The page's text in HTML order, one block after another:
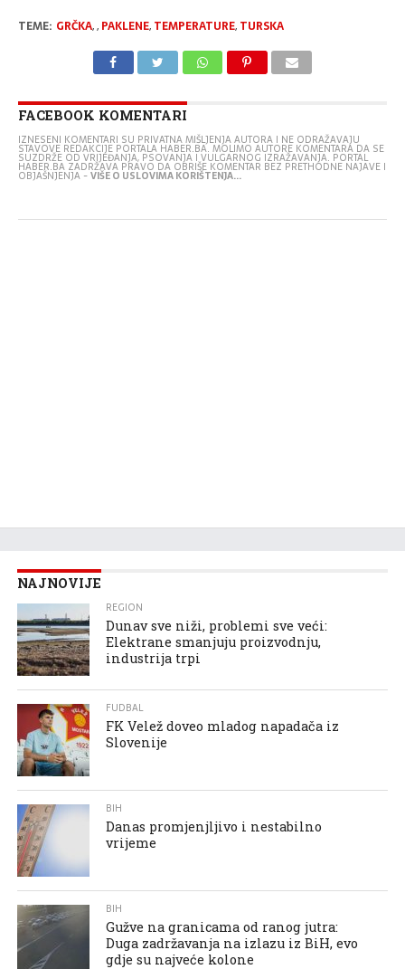
TEME: GRČKA,, PAKLENE, TEMPERATURE, TURSKA
FACEBOOK KOMENTARI
IZNESENI KOMENTARI SU PRIVATNA MIŠLJENJA AUTORA I NE ODRAŽAVAJU
STAVOVE REDAKCIJE PORTALA HABER.BA. MOLIMO AUTORE KOMENTARA DA SE
SUZDRŽE OD VRIJEĐANJA, PSOVANJA I VULGARNOG IZRAŽAVANJA. PORTAL
HABER.BA ZADRŽAVA PRAVO DA OBRIŠE KOMENTAR BEZ PRETHODNE NAJAVE I
OBJAŠNJENJA -VIŠE O USLOVIMA KORIŠTENJA...
NAJNOVIJE
REGION
Dunav sve niži, problemi sve veći:
Elektrane smanjuju proizvodnju,
industrija trpi
FUDBAL
FK Velež doveo mladog napadača iz
Slovenije
BIH
Danas promjenjljivo i nestabilno
vrijeme
BIH
Gužve na granicama od ranog jutra:
Duga zadržavanja na izlazu iz BiH, evo
gdje su najveće kolone